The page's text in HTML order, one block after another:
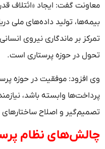
معاونت گفت: ایجاد «ائتلاف
بیمه‌ها، تولید داده‌های ملی
تمرکز بر ماندگاری نیروی
تحول در حوزه پرستاری است.
وی افزود: موفقیت در حوزه
پرداخت‌ها وابسته باشد،
تصمیم‌گیر و اصلاح
چالش‌های نظام